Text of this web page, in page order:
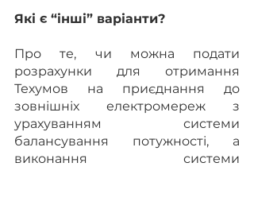
Які є “інші” варіанти?
Про те, чи можна подати
розрахунки для отримання
Техумов на приєднання до
зовнішніх електромереж з
урахуванням системи
балансування потужності, а
виконання системи